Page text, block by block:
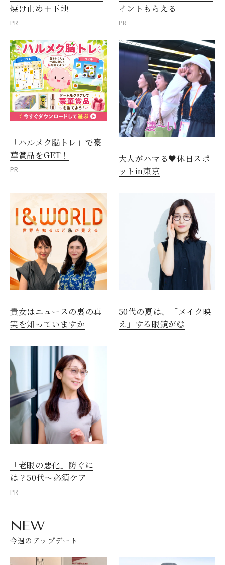
焼け止め＋下地
PR
イントもらえる
PR
「ハルメク脳トレ」で豪
華賞品をGET！
PR
大人がハマる♥休日スポ
ットin東京
貴女はニュースの裏の真
実を知っていますか
50代の夏は、「メイク映
え」する眼鏡が◎
「老眼の悪化」防ぐに
は？50代～必須ケア
PR
NEW
今週のアップデート